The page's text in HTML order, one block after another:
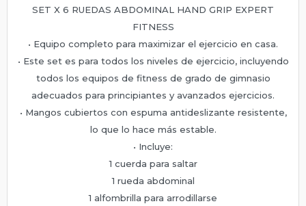
SET X 6 RUEDAS ABDOMINAL HAND GRIP EXPERT
FITNESS
• Equipo completo para maximizar el ejercicio en casa.
• Este set es para todos los niveles de ejercicio, incluyendo
todos los equipos de fitness de grado de gimnasio
adecuados para principiantes y avanzados ejercicios.
• Mangos cubiertos con espuma antideslizante resistente,
lo que lo hace más estable.
• Incluye:
1 cuerda para saltar
1 rueda abdominal
1 alfombrilla para arrodillarse